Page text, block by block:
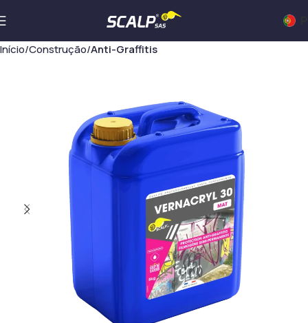
Início Construção Anti-Graffitis